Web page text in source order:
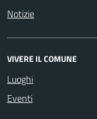
Notizie
VIVERE IL COMUNE
Luoghi
Eventi